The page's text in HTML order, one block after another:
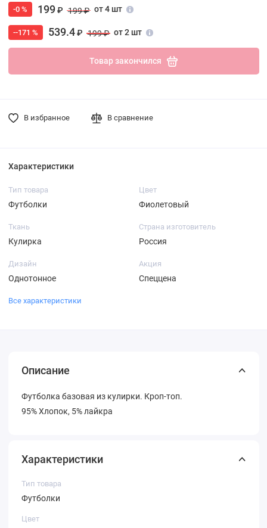
-0 % 199₽ 199 ₽ от 4 шт
--171 % 539.4₽ 199 ₽ от 2 шт
Товар закончился
В избранное В сравнение
Характеристики
Тип товара
Футболки
Цвет
Фиолетовый
Ткань
Кулирка
Страна изготовитель
Россия
Дизайн
Однотонное
Акция
Спеццена
Все характеристики
Описание
Футболка базовая из кулирки. Кроп-топ.
95% Хлопок, 5% лайкра
Характеристики
Тип товара
Футболки
Цвет